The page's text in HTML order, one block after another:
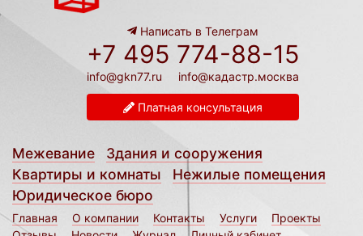
Написать в Телеграм
+7 495 774-88-15
info@gkn77.ru info@кадастр.москва
Платная консультация
Межевание
Здания и сооружения
Квартиры и комнаты
Нежилые помещения
Юридическое бюро
Главная О компании Контакты Услуги
Проекты